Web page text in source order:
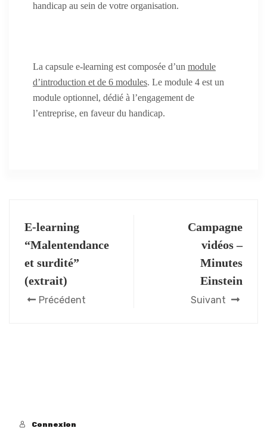
handicap au sein de votre organisation.
La capsule e-learning est composée d’un module
d’introduction et de 6 modules. Le module 4 est un
module optionnel, dédié à l’engagement de
l’entreprise, en faveur du handicap.
E-learning
“Malentendance
et surdité”
(extrait)
Précédent
Campagne
vidéos –
Minutes
Einstein
Suivant
Connexion